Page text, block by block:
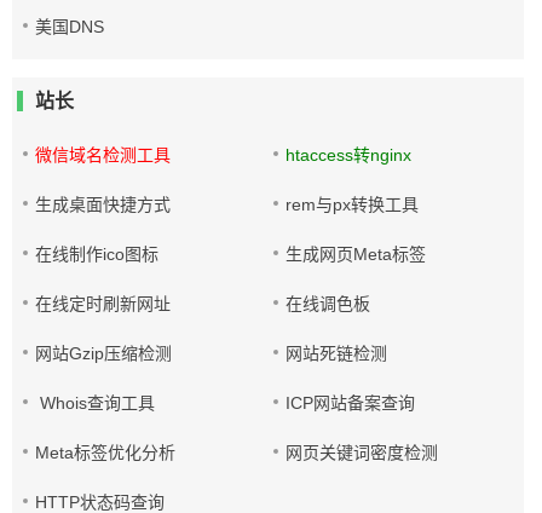
美国DNS
站长
微信域名检测工具 htaccess转nginx
生成桌面快捷方式 rem与px转换工具
在线制作ico图标 生成网页Meta标签
在线定时刷新网址 在线调色板
网站Gzip压缩检测 网站死链检测
Whois查询工具 ICP网站备案查询
Meta标签优化分析 网页关键词密度检测
HTTP状态码查询